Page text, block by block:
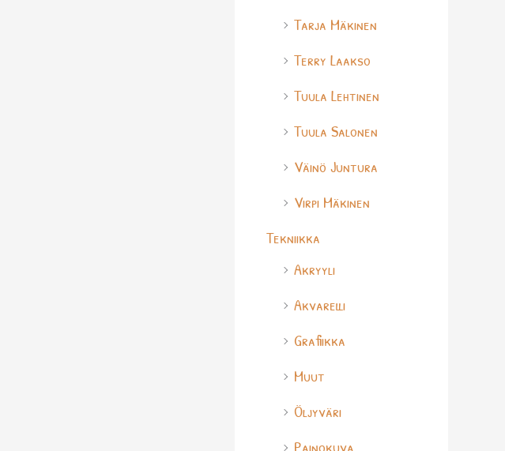
Tarja Mäkinen
Terry Laakso
Tuula Lehtinen
Tuula Salonen
Väinö Juntura
Virpi Mäkinen
Tekniikka
Akryyli
Akvarelli
Grafiikka
Muut
Öljyväri
Painokuva